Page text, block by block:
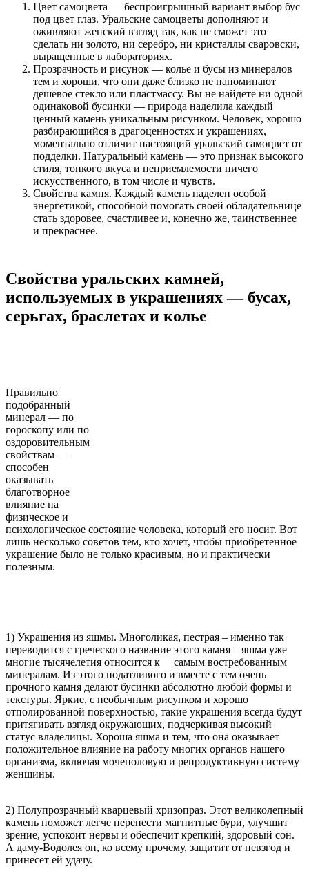
Цвет самоцвета — беспроигрышный вариант выбор бус
под цвет глаз. Уральские самоцветы дополняют и
оживляют женский взгляд так, как не сможет это
сделать ни золото, ни серебро, ни кристаллы сваровски,
выращенные в лабораториях.
Прозрачность и рисунок — колье и бусы из минералов
тем и хороши, что они даже близко не напоминают
дешевое стекло или пластмассу. Вы не найдете ни одной
одинаковой бусинки — природа наделила каждый
ценный камень уникальным рисунком. Человек, хорошо
разбирающийся в драгоценностях и украшениях,
моментально отличит настоящий уральский самоцвет от
подделки. Натуральный камень — это признак высокого
стиля, тонкого вкуса и неприемлемости ничего
искусственного, в том числе и чувств.
Свойства камня. Каждый камень наделен особой
энергетикой, способной помогать своей обладательнице
стать здоровее, счастливее и, конечно же, таинственнее
и прекраснее.
Свойства уральских камней,
используемых в украшениях — бусах,
серьгах, браслетах и колье
Правильно
подобранный
минерал — по
гороскопу или по
оздоровительным
свойствам —
способен
оказывать
благотворное
влияние на
физическое и
психологическое состояние человека, который его носит. Вот
лишь несколько советов тем, кто хочет, чтобы приобретенное
украшение было не только красивым, но и практически
полезным.
1) Украшения из яшмы. Многоликая, пестрая – именно так
переводится с греческого название этого камня – яшма уже
многие тысячелетия относится к самым востребованным
минералам. Из этого податливого и вместе с тем очень
прочного камня делают бусинки абсолютно любой формы и
текстуры. Яркие, с необычным рисунком и хорошо
отполированной поверхностью, такие украшения всегда будут
притягивать взгляд окружающих, подчеркивая высокий
статус владелицы. Хороша яшма и тем, что она оказывает
положительное влияние на работу многих органов нашего
организма, включая мочеполовую и репродуктивную систему
женщины.
2) Полупрозрачный кварцевый хризопраз. Этот великолепный
камень поможет легче перенести магнитные бури, улучшит
зрение, успокоит нервы и обеспечит крепкий, здоровый сон.
А даму-Водолея он, ко всему прочему, защитит от невзгод и
принесет ей удачу.